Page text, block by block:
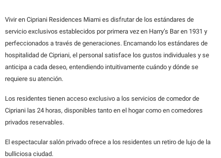
Vivir en Cipriani Residences Miami es disfrutar de los estándares de
servicio exclusivos establecidos por primera vez en Harry’s Bar en 1931 y
perfeccionados a través de generaciones. Encarnando los estándares de
hospitalidad de Cipriani, el personal satisface los gustos individuales y se
anticipa a cada deseo, entendiendo intuitivamente cuándo y dónde se
requiere su atención.
Los residentes tienen acceso exclusivo a los servicios de comedor de
Cipriani las 24 horas, disponibles tanto en el hogar como en comedores
privados reservables.
El espectacular salón privado ofrece a los residentes un retiro de lujo de la
bulliciosa ciudad.